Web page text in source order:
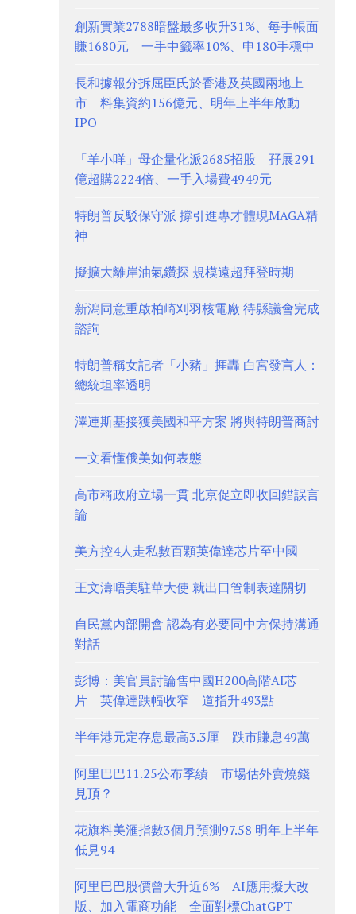
創新實業2788暗盤最多收升31%、每手帳面
賺1680元 一手中籤率10%、申180手穩中
長和據報分拆屈臣氏於香港及英國兩地上
市 料集資約156億元、明年上半年啟動
IPO
「羊小咩」母企量化派2685招股 孖展291
億超購2224倍、一手入場費4949元
特朗普反駁保守派 撐引進專才體現MAGA精
神
擬擴大離岸油氣鑽探 規模遠超拜登時期
新潟同意重啟柏崎刈羽核電廠 待縣議會完成
諮詢
特朗普稱女記者「小豬」捱轟 白宮發言人：
總統坦率透明
澤連斯基接獲美國和平方案 將與特朗普商討
一文看懂俄美如何表態
高市稱政府立場一貫 北京促立即收回錯誤言
論
美方控4人走私數百顆英偉達芯片至中國
王文濤晤美駐華大使 就出口管制表達關切
自民黨內部開會 認為有必要同中方保持溝通
對話
彭博：美官員討論售中國H200高階AI芯
片 英偉達跌幅收窄 道指升493點
半年港元定存息最高3.3厘 跌市賺息49萬
阿里巴巴11.25公布季績 市場估外賣燒錢
見頂？
花旗料美滙指數3個月預測97.58 明年上半年
低見94
阿里巴巴股價曾大升近6% AI應用擬大改
版、加入電商功能 全面對標ChatGPT